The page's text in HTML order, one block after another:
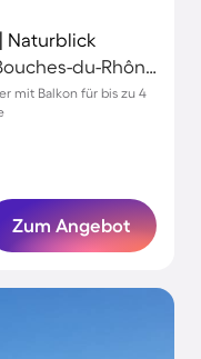
Naturblick
Saintes-Maries-de-la-Mer, Bouches-du-Rhône, Frankreich
mit Balkon für bis zu 4
Zum Angebot